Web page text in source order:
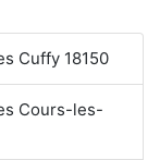
Cuffy 18150
Cours-les-